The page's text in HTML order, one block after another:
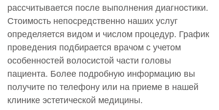
рассчитывается после выполнения диагностики.
Стоимость непосредственно наших услуг
определяется видом и числом процедур. График
проведения подбирается врачом с учетом
особенностей волосистой части головы
пациента. Более подробную информацию вы
получите по телефону или на приеме в нашей
клинике эстетической медицины.